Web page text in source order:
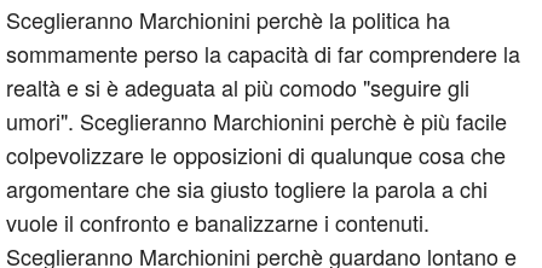
Sceglieranno Marchionini perchè la politica ha
sommamente perso la capacità di far comprendere la
realtà e si è adeguata al più comodo "seguire gli
umori". Sceglieranno Marchionini perchè è più facile
colpevolizzare le opposizioni di qualunque cosa che
argomentare che sia giusto togliere la parola a chi
vuole il confronto e banalizzarne i contenuti.
Sceglieranno Marchionini perchè guardano lontano e